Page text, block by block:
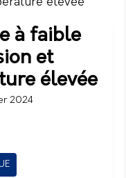
à faible
et
élevée
2024